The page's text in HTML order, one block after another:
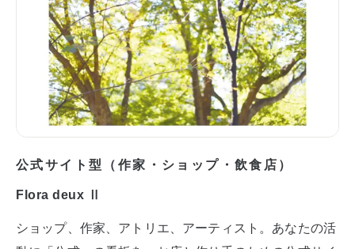
公式サイト型（作家・ショップ・飲食店）
Flora deux Ⅱ
ショップ、作家、アトリエ、アーティスト。あなたの活